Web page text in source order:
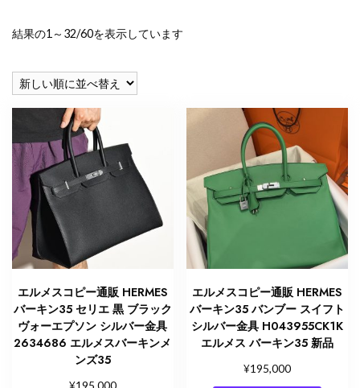
結果の1～32/60を表示しています
エルメスコピー通販 HERMES
バーキン35 セリエ 黒 ブラック
ヴォーエプソン シルバー金具
2634686 エルメスバーキンメ
ンズ35
エルメスコピー通販 HERMES
バーキン35 バンブー スイフト
シルバー金具 H043955CK1K
エルメス バーキン35 新品
¥195,000